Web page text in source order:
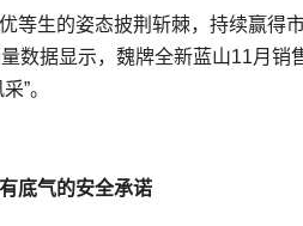
等生的姿态披荆斩棘，持续赢得
数据显示，魏牌全新蓝山11月销
”。
底气的安全承诺